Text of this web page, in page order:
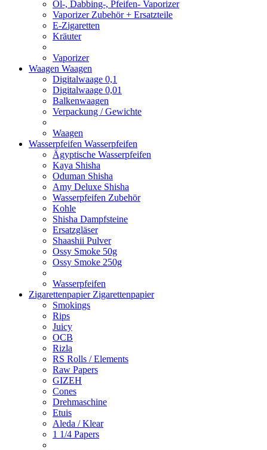
Öl-, Dabbing-, Pfeifen- Vaporizer
Vaporizer Zubehör + Ersatzteile
E-Zigaretten
Kräuter
Vaporizer
Waagen Waagen
Digitalwaage 0,1
Digitalwaage 0,01
Balkenwaagen
Verpackung / Gewichte
Waagen
Wasserpfeifen Wasserpfeifen
Ägyptische Wasserpfeifen
Kaya Shisha
Oduman Shisha
Amy Deluxe Shisha
Wasserpfeifen Zubehör
Kohle
Shisha Dampfsteine
Ersatzgläser
Shaashii Pulver
Ossy Smoke 50g
Ossy Smoke 250g
Wasserpfeifen
Zigarettenpapier Zigarettenpapier
Smokings
Rips
Juicy
OCB
Rizla
RS Rolls / Elements
Raw Papers
GIZEH
Cones
Drehmaschine
Etuis
Aleda / Klear
1 1/4 Papers